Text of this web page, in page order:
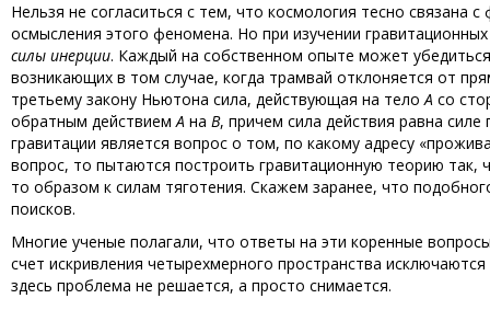
Нельзя не согласиться с тем, что космология тесно
осмысления этого феномена. Но при изучении
силы инерции. Каждый на собственном опыте может
возникающих в том случае, когда трамвай отклоняется от
третьему закону Ньютона сила, действующая на телоА со
обратным действиемA на B, причем сила действия равна
гравитации является вопрос о том, по какому адресу
вопрос, то пытаются построить гравитационную теорию
то образом к силам тяготения. Скажем заранее, что
поисков.
Многие ученые полагали, что ответы на эти коренные
счет искривления четырехмерного пространства
здесь проблема не решается, а просто снимается.